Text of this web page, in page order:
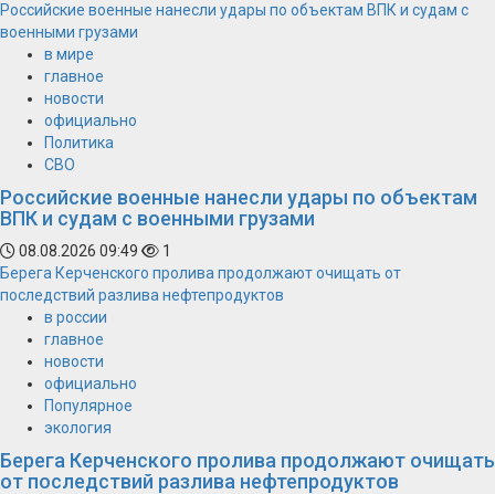
Российские военные нанесли удары по объектам ВПК и судам с
военными грузами
в мире
главное
новости
официально
Политика
СВО
Российские военные нанесли удары по объектам
ВПК и судам с военными грузами
08.08.2026 09:49
1
Берега Керченского пролива продолжают очищать от
последствий разлива нефтепродуктов
в россии
главное
новости
официально
Популярное
экология
Берега Керченского пролива продолжают очищать
от последствий разлива нефтепродуктов